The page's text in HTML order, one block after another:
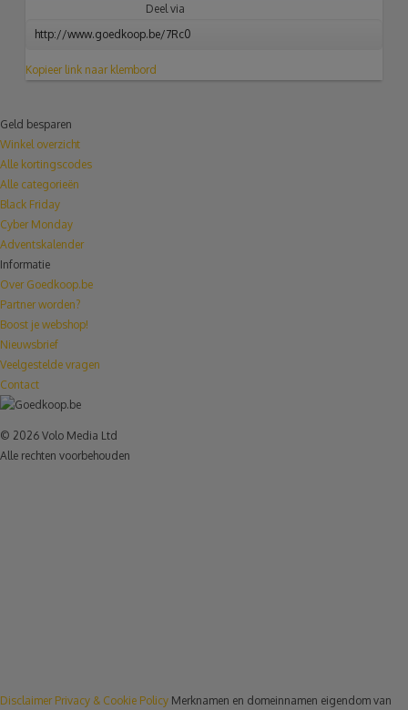
Deel via
Kopieer link naar klembord
Geld besparen
Winkel overzicht
Alle kortingscodes
Alle categorieën
Black Friday
Cyber Monday
Adventskalender
Informatie
Over Goedkoop.be
Partner worden?
Boost je webshop!
Nieuwsbrief
Veelgestelde vragen
Contact
© 2026 Volo Media Ltd
Alle rechten voorbehouden
Disclaimer Privacy & Cookie Policy Merknamen en domeinnamen eigendom van